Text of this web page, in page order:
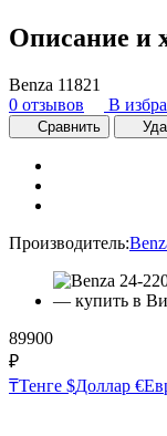
Описание и
Benza 11821
0 отзывов
В
Сравнить
Производитель:
89900
₽
₸Тенге $Доллар €